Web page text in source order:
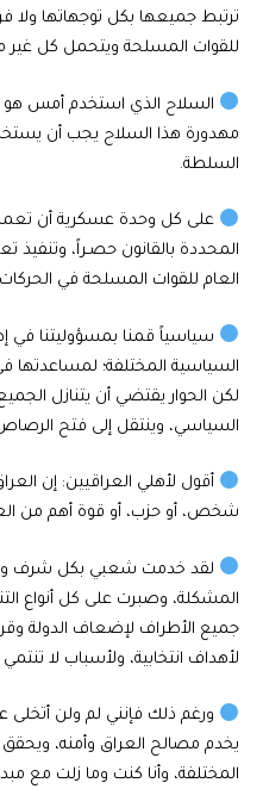
ترتبط جميعها بكل توجهاتها ولا
للقوات المسلحة ويتحمل كل غير
السلاح الذي استخدم أمس
مهدورة هذا السلاح يجب أن
السلطة.
على كل وحدة عسكرية أن
المحددة بالقانون حصـراً،
العام للقوات المسلحة في الحركات
سياسياً قمنا بمسؤوليتنا في
السياسية المختلفة؛
لكن الحوار يقتضي أن يتنازل
السياسي، وينتقل إلى فتح
أقول لأهلي العراقيين: إن
شخص، أو حزب، أو قوة أهم من
لقد خدمت شعبي بكل شرف
المشكلة، وصبرت على كل أنواع
جميع الأطراف لإضعاف الدولة
لأهداف انتخابية، ولأسباب لا
ورغم ذلك فإنني لم ولن
يخدم مصالح العراق وأمنه، ويحقق
المختلفة، وأنا كنت وما زلت مع